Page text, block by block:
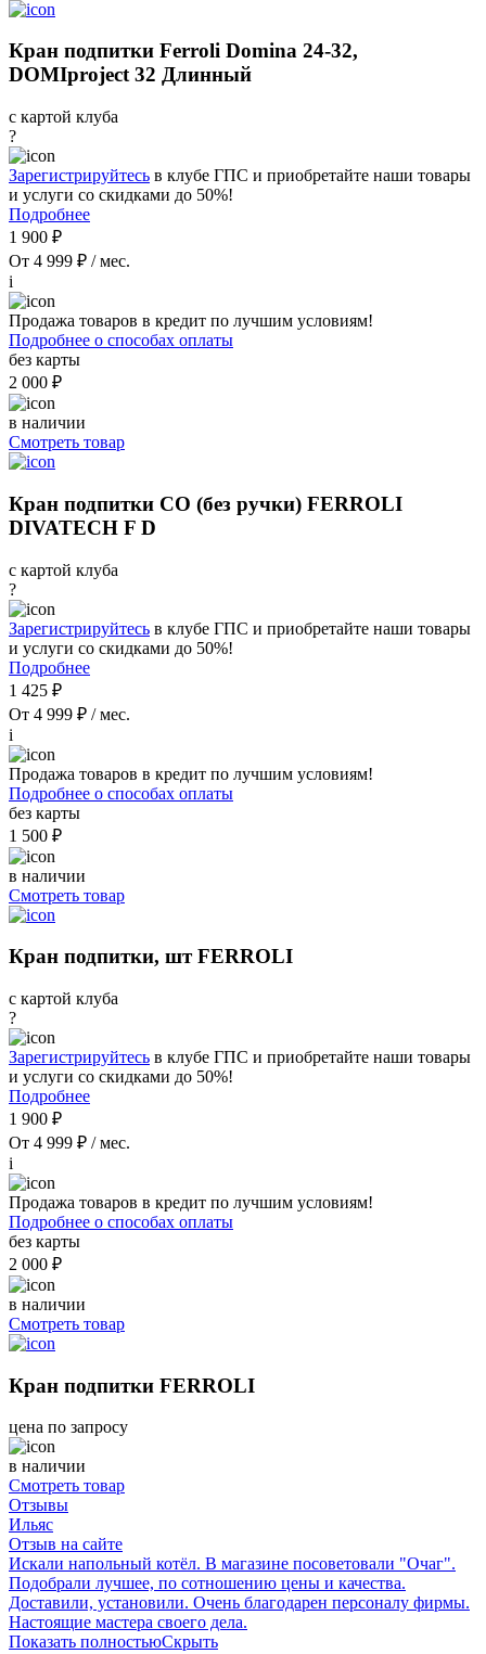
Кран подпитки Ferroli Domina 24-32,
DOMIproject 32 Длинный
с картой клуба
?
Зарегистрируйтесь в клубе ГПС и приобретайте наши товары
и услуги со скидками до 50%!
Подробнее
1 900 ₽
От 4 999 ₽ / мес.
i
Продажа товаров в кредит по лучшим условиям!
Подробнее о способах оплаты
без карты
2 000 ₽
в наличии
Смотреть товар
Кран подпитки СО (без ручки) FERROLI
DIVATECH F D
с картой клуба
?
Зарегистрируйтесь в клубе ГПС и приобретайте наши товары
и услуги со скидками до 50%!
Подробнее
1 425 ₽
От 4 999 ₽ / мес.
i
Продажа товаров в кредит по лучшим условиям!
Подробнее о способах оплаты
без карты
1 500 ₽
в наличии
Смотреть товар
Кран подпитки, шт FERROLI
с картой клуба
?
Зарегистрируйтесь в клубе ГПС и приобретайте наши товары
и услуги со скидками до 50%!
Подробнее
1 900 ₽
От 4 999 ₽ / мес.
i
Продажа товаров в кредит по лучшим условиям!
Подробнее о способах оплаты
без карты
2 000 ₽
в наличии
Смотреть товар
Кран подпитки FERROLI
цена по запросу
в наличии
Смотреть товар
Отзывы
Ильяс
Отзыв на сайте
Искали напольный котёл. В магазине посоветовали "Очаг".
Подобрали лучшее, по сотношению цены и качества.
Доставили, установили. Очень благодарен персоналу фирмы.
Настоящие мастера своего дела.
Показать полностьюСкрыть